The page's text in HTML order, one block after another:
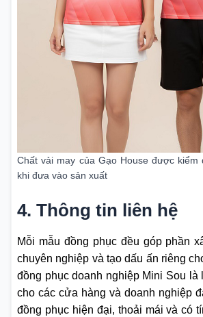
Chất vải may của Gạo House được
khi đưa vào sản xuất
4. Thông tin liên hệ
Mỗi mẫu đồng phục đều góp phần
chuyên nghiệp và tạo dấu ấn riêng
đồng phục doanh nghiệp Mini Sou
cho các cửa hàng và doanh nghiệp
đồng phục hiện đại, thoải mái và có